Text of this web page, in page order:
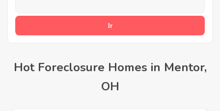
Hot Foreclosure Homes in Mentor,
OH